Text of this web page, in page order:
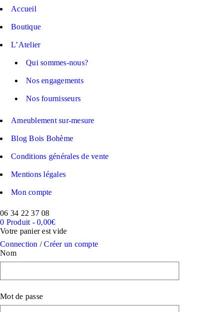
Accueil
Boutique
L’Atelier
Qui sommes-nous?
Nos engagements
Nos fournisseurs
Ameublement sur-mesure
Blog Bois Bohème
Conditions générales de vente
Mentions légales
Mon compte
06 34 22 37 08
0 Produit - 0,00€
Votre panier est vide
Connection /Créer un compte
Nom
Mot de passe